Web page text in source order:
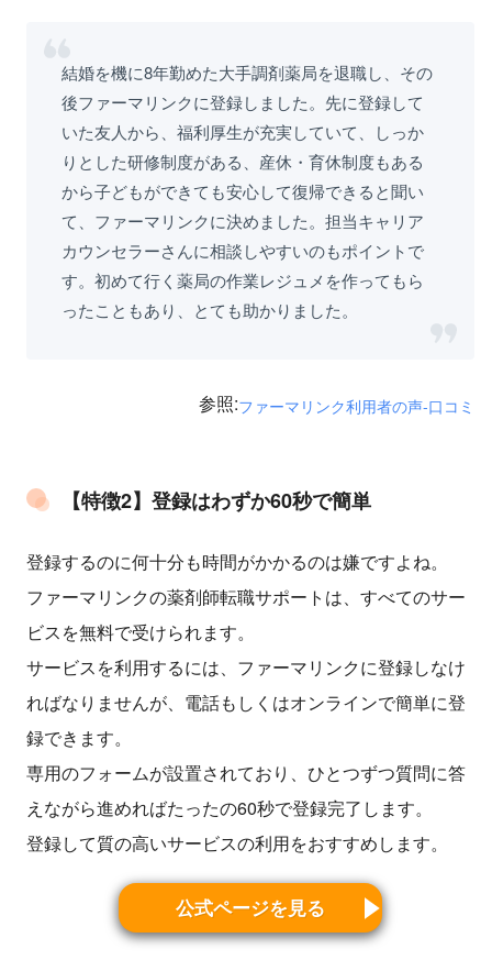
結婚を機に8年勤めた大手調剤薬局を退職し、その
後ファーマリンクに登録しました。先に登録して
いた友人から、福利厚生が充実していて、しっか
りとした研修制度がある、産休・育休制度もある
から子どもができても安心して復帰できると聞い
て、ファーマリンクに決めました。担当キャリア
カウンセラーさんに相談しやすいのもポイントで
す。初めて行く薬局の作業レジュメを作ってもら
ったこともあり、とても助かりました。
参照:ファーマリンク利用者の声-口コミ
【特徴2】登録はわずか60秒で簡単
登録するのに何十分も時間がかかるのは嫌ですよね。
ファーマリンクの薬剤師転職サポートは、すべてのサー
ビスを無料で受けられます。
サービスを利用するには、ファーマリンクに登録しなけ
ればなりませんが、電話もしくはオンラインで簡単に登
録できます。
専用のフォームが設置されており、ひとつずつ質問に答
えながら進めればたったの60秒で登録完了します。
登録して質の高いサービスの利用をおすすめします。
公式ページを見る